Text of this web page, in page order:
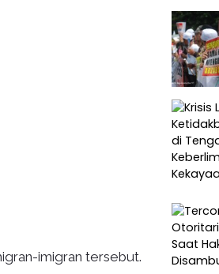
imigran tersebut.